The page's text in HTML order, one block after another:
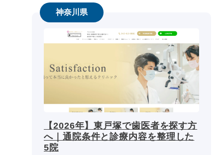
神奈川県
【2026年】東戸塚で歯医者を探す方
へ｜通院条件と診療内容を整理した
5院